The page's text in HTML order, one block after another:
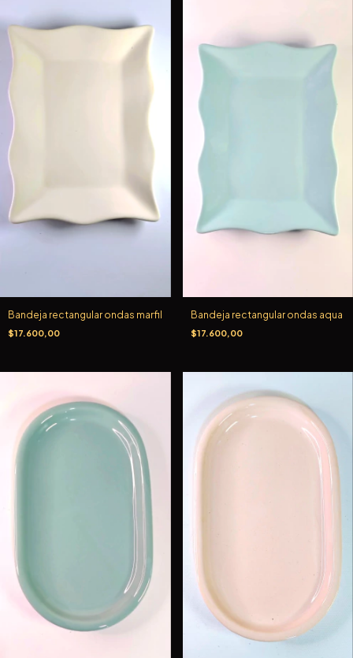
Bandeja rectangular ondas marfil
$17.600,00
Bandeja rectangular ondas aqua
$17.600,00